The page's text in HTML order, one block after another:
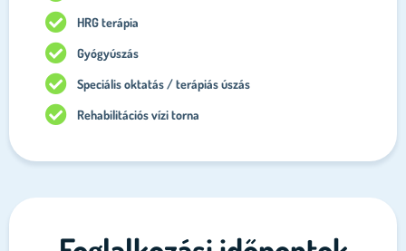
HRG terápia
Gyógyúszás
Speciális oktatás / terápiás úszás
Rehabilitációs vízi torna